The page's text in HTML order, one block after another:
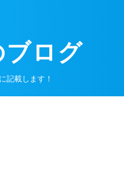
ログ
記載します！